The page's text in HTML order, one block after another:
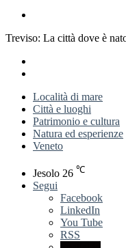
Treviso: La città dove è
Località di mare
Città e luoghi
Patrimonio e cultura
Natura ed esperienze
Veneto
Jesolo 26 ℃
Segui
Facebook
LinkedIn
You Tube
RSS